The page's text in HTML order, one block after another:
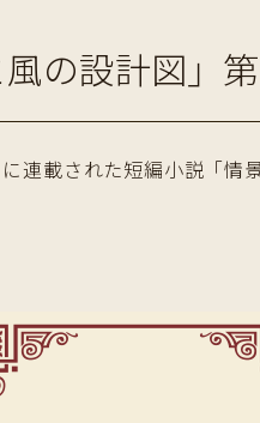
の設計図」
連載された短編小説「